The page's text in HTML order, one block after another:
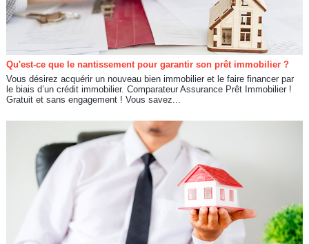
Qu'est-ce que le nantissement pour garantir son prêt immobilier ?
Vous désirez acquérir un nouveau bien immobilier et le faire financer par
le biais d’un crédit immobilier. Comparateur Assurance Prêt Immobilier !
Gratuit et sans engagement ! Vous savez...